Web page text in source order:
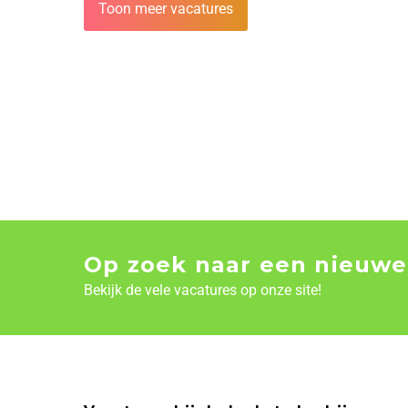
Toon meer vacatures
Op zoek naar een
Bekijk de vele vacatures op onze site!